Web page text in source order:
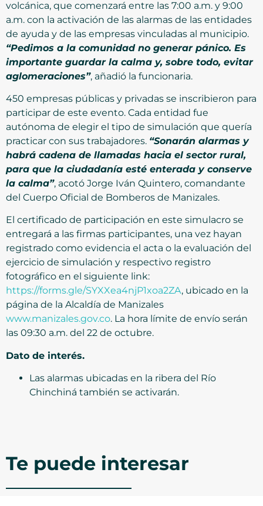
volcánica, que comenzará entre las 7:00 a.m. y 9:00
a.m. con la activación de las alarmas de las entidades
de ayuda y de las empresas vinculadas al municipio.
“Pedimos a la comunidad no generar pánico. Es
importante guardar la calma y, sobre todo, evitar
aglomeraciones”, añadió la funcionaria.
450 empresas públicas y privadas se inscribieron para
participar de este evento. Cada entidad fue
autónoma de elegir el tipo de simulación que quería
practicar con sus trabajadores. “Sonarán alarmas y
habrá cadena de llamadas hacia el sector rural,
para que la ciudadanía esté enterada y conserve
la calma”, acotó Jorge Iván Quintero, comandante
del Cuerpo Oficial de Bomberos de Manizales.
El certificado de participación en este simulacro se
entregará a las firmas participantes, una vez hayan
registrado como evidencia el acta o la evaluación del
ejercicio de simulación y respectivo registro
fotográfico en el siguiente link:
https://forms.gle/SYXXea4njP1xoa2ZA, ubicado en la
página de la Alcaldía de Manizales
www.manizales.gov.co. La hora límite de envío serán
las 09:30 a.m. del 22 de octubre.
Dato de interés.
Las alarmas ubicadas en la ribera del Río
Chinchiná también se activarán.
Te puede interesar